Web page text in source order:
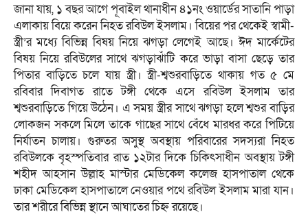
জানা যায়, ১ বছর আগে পূবাইল থানাধীন ৪১নং ওয়ার্ডের সাতানি পাড়া
এলাকায় বিয়ে করেন নিহত রবিউল ইসলাম। বিয়ের পর থেকেই স্বামী-
স্ত্রী’র মধ্যে বিভিন্ন বিষয় নিয়ে ঝগড়া লেগেই আছে। ঈদ মার্কেটের
বিষয় নিয়ে রবিউলের সাথে ঝগড়াঝাঁটি করে ভাড়া বাসা ছেড়ে তার
পিতার বাড়িতে চলে যায় স্ত্রী। স্ত্রী-শ্বশুরবাড়িতে থাকায় গত ৫ মে
রবিবার দিবাগত রাতে টঙ্গী থেকে এসে রবিউল ইসলাম তার
শ্বশুরবাড়িতে গিয়ে উঠেন। এ সময় স্ত্রীর সাথে ঝগড়া হলে শ্বশুর বাড়ির
লোকজন সকলে মিলে তাকে গাছের সাথে বেঁধে মারধর করে পিটিয়ে
নির্যাতন চালায়। গুরুতর অসুস্থ অবস্থায় পরিবারের সদস্যরা নিহত
রবিউলকে বৃহস্পতিবার রাত ১২টার দিকে চিকিৎসাধীন অবস্থায় টঙ্গী
শহীদ আহসান উল্লাহ মাস্টার মেডিকেল কলেজ হাসপাতাল থেকে
ঢাকা মেডিকেল হাসপাতালে নেওয়ার পথে রবিউল ইসলাম মারা যান।
তার শরীরে বিভিন্ন স্থানে আঘাতের চিহ্ন রয়েছে।